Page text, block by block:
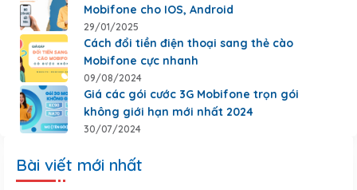
Mobifone cho IOS, Android
29/01/2025
Cách đổi tiền điện thoại sang thẻ cào
Mobifone cực nhanh
09/08/2024
Giá các gói cước 3G Mobifone trọn gói
không giới hạn mới nhất 2024
30/07/2024
Bài viết mới nhất